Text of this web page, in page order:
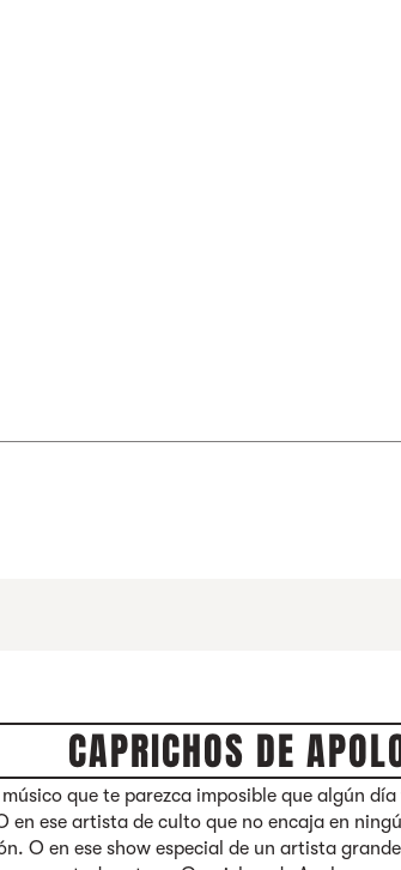
CAPRICHOS DE
músico que te parezca imposible que algún
en ese artista de culto que no encaja en
O en ese show especial de un artista